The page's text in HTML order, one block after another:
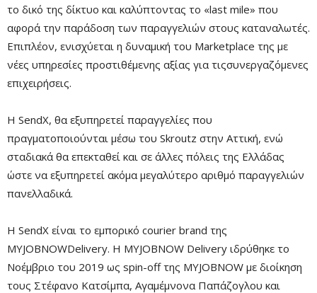
το δικό της δίκτυο και καλύπτοντας το «last mile» που
αφορά την παράδοση των παραγγελιών στους καταναλωτές.
Επιπλέον, ενισχύεται η δυναμική του Marketplace της με
νέες υπηρεσίες προστιθέμενης αξίας για τιςσυνεργαζόμενες
επιχειρήσεις.
Η SendX, θα εξυπηρετεί παραγγελίες που
πραγματοποιούνται μέσω του Skroutz στην Αττική, ενώ
σταδιακά θα επεκταθεί και σε άλλες πόλεις της Ελλάδας
ώστε να εξυπηρετεί ακόμα μεγαλύτερο αριθμό παραγγελιών
πανελλαδικά.
Η SendX είναι το εμπορικό courier brand της
MYJOBNOWDelivery. H MYJOBNOW Delivery ιδρύθηκε το
Νοέμβριο του 2019 ως spin-off της MYJOBNOW με διοίκηση
τους Στέφανο Κατσίμπα, Αγαμέμνονα Παπάζογλου και